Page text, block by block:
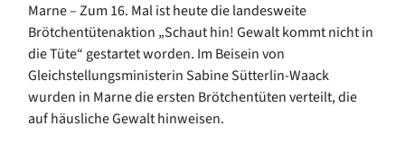
Marne – Zum 16. Mal ist heute die landesweite
Brötchentütenaktion „Schaut hin! Gewalt kommt nicht in
die Tüte“ gestartet worden. Im Beisein von
Gleichstellungsministerin Sabine Sütterlin-Waack
wurden in Marne die ersten Brötchentüten verteilt, die
auf häusliche Gewalt hinweisen.